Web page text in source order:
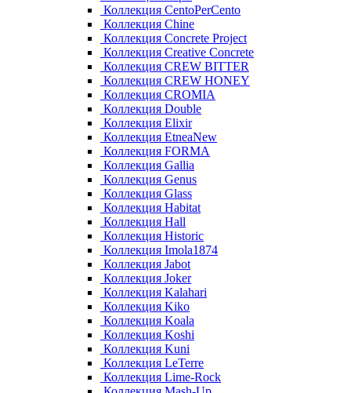
Коллекция CentoPerCento
Коллекция Chine
Коллекция Concrete Project
Коллекция Creative Concrete
Коллекция CREW BITTER
Коллекция CREW HONEY
Коллекция CROMIA
Коллекция Double
Коллекция Elixir
Коллекция EtneaNew
Коллекция FORMA
Коллекция Gallia
Коллекция Genus
Коллекция Glass
Коллекция Habitat
Коллекция Hall
Коллекция Historic
Коллекция Imola1874
Коллекция Jabot
Коллекция Joker
Коллекция Kalahari
Коллекция Kiko
Коллекция Koala
Коллекция Koshi
Коллекция Kuni
Коллекция LeTerre
Коллекция Lime-Rock